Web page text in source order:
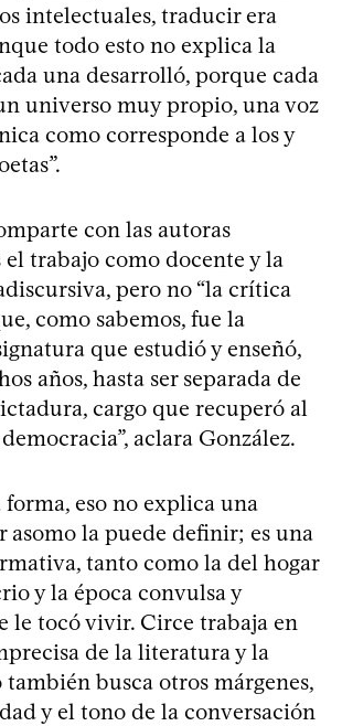
intelectuales, traducir era
todo esto no explica la
una desarrolló, porque cada
universo muy propio, una voz
como corresponde a los y
con las autoras
trabajo como docente y la
pero no “la crítica
como sabemos, fue la
que estudió y enseñó,
años, hasta ser separada de
cargo que recuperó al
aclara González.
forma, eso no explica una
asomo la puede definir; es una
tanto como la del hogar
y la época convulsa y
le tocó vivir. Circe trabaja en
de la literatura y la
busca otros márgenes,
y el tono de la conversación